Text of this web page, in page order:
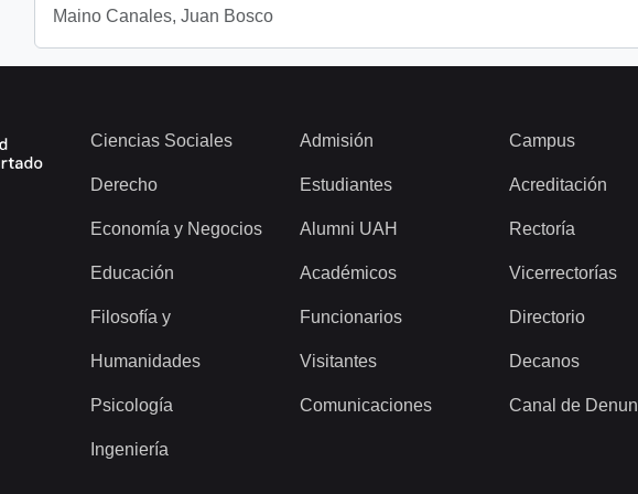
Maino Canales, Juan Bosco
Ciencias Sociales
Derecho
Economía y Negocios
Educación
Filosofía y
Humanidades
Psicología
Ingeniería
Admisión
Estudiantes
Alumni UAH
Académicos
Funcionarios
Visitantes
Comunicaciones
Campus
Acreditación
Rectoría
Vicerrectorías
Directorio
Decanos
Canal de